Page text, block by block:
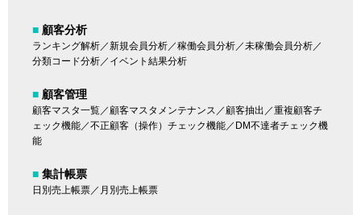
■ 顧客分析
ランキング解析／新規会員分析／稼働会員分析／未稼働会員分析／
分類コード分析／イベント結果分析
■ 顧客管理
顧客マスタ一覧／顧客マスタメンテナンス／顧客抽出／重複顧客チ
ェック機能／不正顧客（操作）チェック機能／DM不達者チェック機
能
■ 集計帳票
日別売上帳票／月別売上帳票